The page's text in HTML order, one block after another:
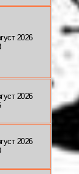
2026
2026
2026